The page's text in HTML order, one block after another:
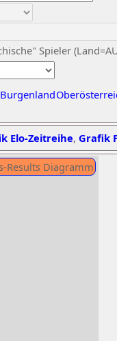
Spieler
Burgenland
Elo-Zeitreihe, Grafik